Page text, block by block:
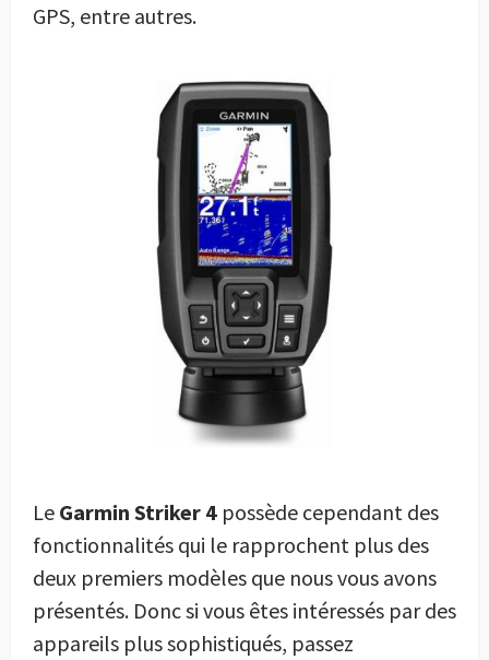
GPS, entre autres.
Le Garmin Striker 4 possède cependant des
fonctionnalités qui le rapprochent plus des
deux premiers modèles que nous vous avons
présentés. Donc si vous êtes intéressés par des
appareils plus sophistiqués, passez